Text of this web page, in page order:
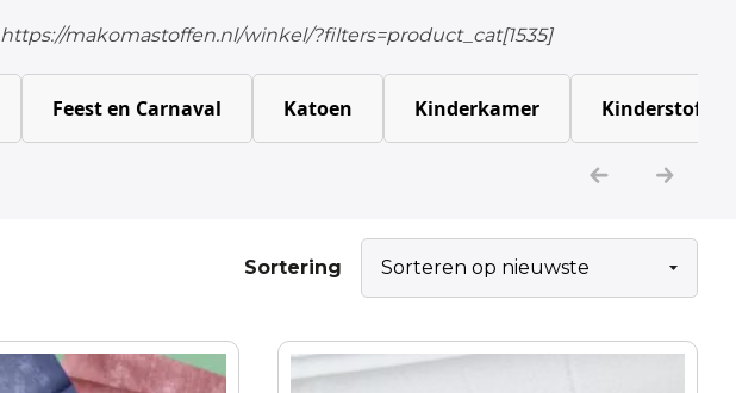
https://makomastoffen.nl/winkel/?filters=product_cat[1535]
Feest en Carnaval Katoen Kinderkamer Kinderstoffen
Sortering